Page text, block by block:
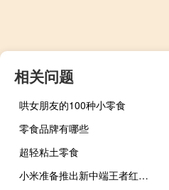
相关问题
哄女朋友的100种小零食
零食品牌有哪些
超轻粘土零食
小米准备推出新中端王者红米12 5G手机